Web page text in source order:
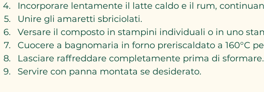
Incorporare lentamente il latte caldo e il rum,
Unire gli amaretti sbriciolati.
Versare il composto in stampini individuali o in uno
Cuocere a bagnomaria in forno preriscaldato a 160°C
Lasciare raffreddare completamente prima di sformare.
Servire con panna montata se desiderato.